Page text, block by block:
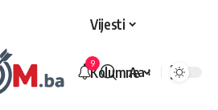
Vijesti
Kolumne
9
Veličina
Aa